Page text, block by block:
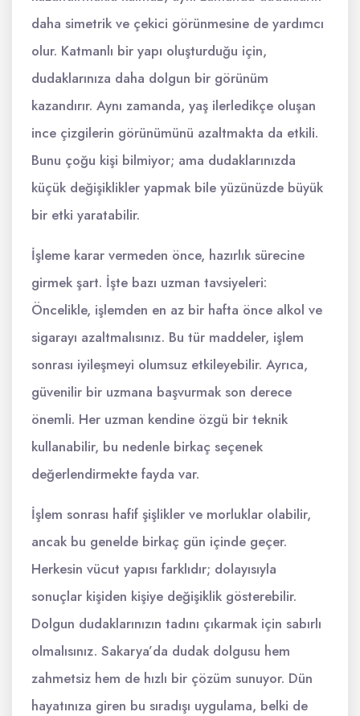
daha simetrik ve çekici görünmesine de yardımcı
olur. Katmanlı bir yapı oluşturduğu için,
dudaklarınıza daha dolgun bir görünüm
kazandırır. Aynı zamanda, yaş ilerledikçe oluşan
ince çizgilerin görünümünü azaltmakta da etkili.
Bunu çoğu kişi bilmiyor; ama dudaklarınızda
küçük değişiklikler yapmak bile yüzünüzde büyük
bir etki yaratabilir.
İşleme karar vermeden önce, hazırlık sürecine
girmek şart. İşte bazı uzman tavsiyeleri:
Öncelikle, işlemden en az bir hafta önce alkol ve
sigarayı azaltmalısınız. Bu tür maddeler, işlem
sonrası iyileşmeyi olumsuz etkileyebilir. Ayrıca,
güvenilir bir uzmana başvurmak son derece
önemli. Her uzman kendine özgü bir teknik
kullanabilir, bu nedenle birkaç seçenek
değerlendirmekte fayda var.
İşlem sonrası hafif şişlikler ve morluklar olabilir,
ancak bu genelde birkaç gün içinde geçer.
Herkesin vücut yapısı farklıdır; dolayısıyla
sonuçlar kişiden kişiye değişiklik gösterebilir.
Dolgun dudaklarınızın tadını çıkarmak için sabırlı
olmalısınız. Sakarya’da dudak dolgusu hem
zahmetsiz hem de hızlı bir çözüm sunuyor. Dün
hayatınıza giren bu sıradışı uygulama, belki de